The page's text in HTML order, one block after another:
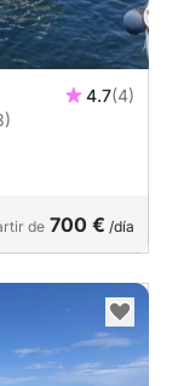
4.7(4)
de 700 € /día